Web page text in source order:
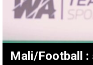
Mali/Football